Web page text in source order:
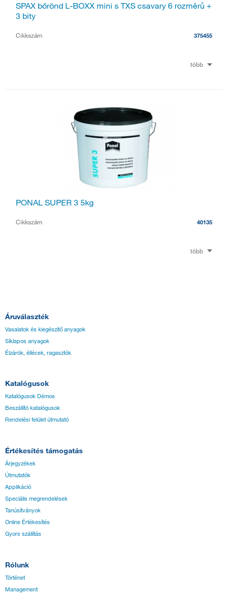
SPAX bőrönd L-BOXX mini s TXS csavary 6 rozměrů +
3 bity
Cikkszám 375455
több
PONAL SUPER 3 5kg
Cikkszám 40135
több
Áruválaszték
Vasalatok és kiegészítő anyagok
Síklapos anyagok
Élzárók, éllécek, ragasztók
Katalógusok
Katalógusok Démos
Beszállító katalógusok
Rendelési felület útmutató
Értékesítés támogatás
Árjegyzékek
Útmutatók
Applikáció
Speciális megrendelések
Tanúsítványok
Online Értékesítés
Gyors szállítás
Rólunk
Történet
Management